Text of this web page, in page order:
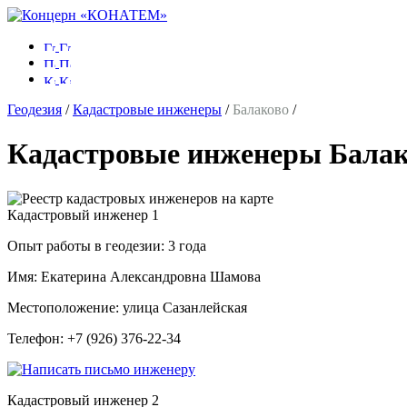
Геодезия /Кадастровые инженеры /Балаково /
Кадастровые инженеры
Кадастровый инженер 1
Опыт работы в геодезии: 3 года
Имя: Екатерина Александровна Шамова
Местоположение: улица Сазанлейская
Телефон: +7 (926) 376-22-34
Кадастровый инженер 2